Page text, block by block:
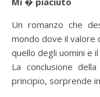
Un romanzo che
mondo dove il
quello degli uomini e
La conclusione
principio, sorprende